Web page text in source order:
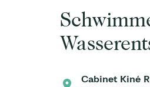
Cabinet Kiné